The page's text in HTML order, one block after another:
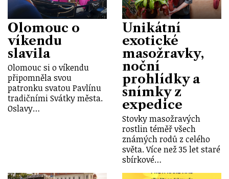
Olomouc o
víkendu
slavila
Olomouc si o víkendu
připomněla svou
patronku svatou Pavlínu
tradičními Svátky města.
Oslavy…
Unikátní
exotické
masožravky,
noční
prohlídky a
snímky z
expedice
Stovky masožravých
rostlin téměř všech
známých rodů z celého
světa. Více než 35 let staré
sbírkové…